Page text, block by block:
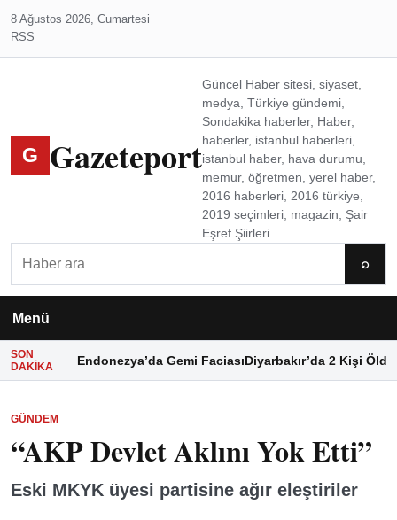
8 Ağustos 2026, Cumartesi
RSS
G Gazeteport
Güncel Haber sitesi, siyaset,
medya, Türkiye gündemi,
Sondakika haberler, Haber,
haberler, istanbul haberleri,
istanbul haber, hava durumu,
memur, öğretmen, yerel haber,
2016 haberleri, 2016 türkiye,
2019 seçimleri, magazin, Şair
Eşref Şiirleri
⌕
Menü
SON
DAKIKA
Endonezya’da Gemi FaciasıDiyarbakır’da 2 Kişi Öldü
GÜNDEM
“AKP Devlet Aklını Yok Etti”
Eski MKYK üyesi partisine ağır eleştiriler